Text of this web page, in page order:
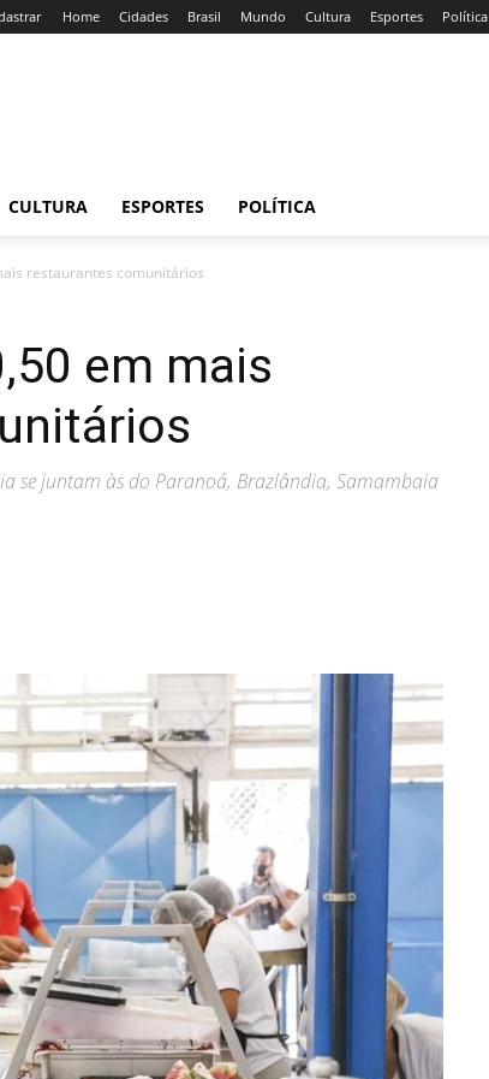
Home Cidades Brasil Mundo Cultura Esportes Política
CULTURA ESPORTES POLÍTICA
restaurantes comunitários
em mais
se juntam às do Paranoá, Brazlândia, Samambaia